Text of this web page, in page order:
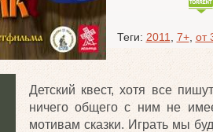
Теги: 2011 7+, от
Детский квест, хотя все
ничего общего с ним не
мотивам сказки. Играть мы